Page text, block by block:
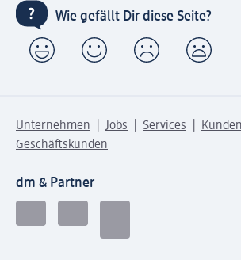
Wie gefällt Dir diese Seite?
Unternehmen Jobs Services
Geschäftskunden
dm & Partner